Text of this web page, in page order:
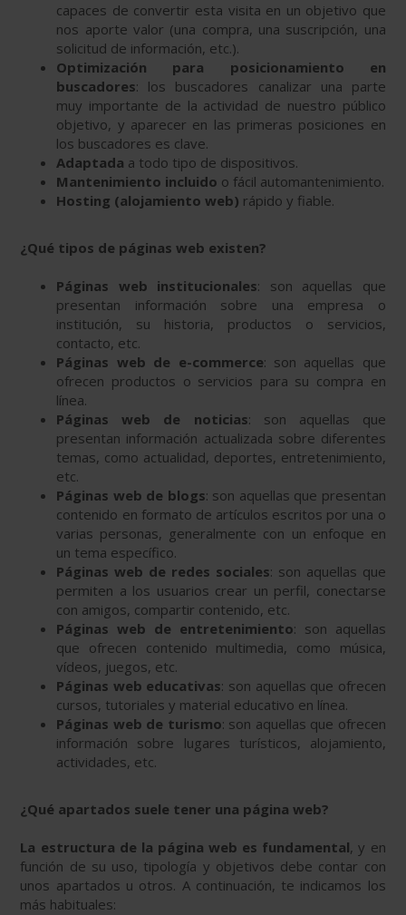
capaces de convertir esta visita en un objetivo que
nos aporte valor (una compra, una suscripción, una
solicitud de información, etc.).
Optimización para posicionamiento en
buscadores: los buscadores canalizar una parte
muy importante de la actividad de nuestro público
objetivo, y aparecer en las primeras posiciones en
los buscadores es clave.
Adaptada a todo tipo de dispositivos.
Mantenimiento incluido o fácil automantenimiento.
Hosting (alojamiento web) rápido y fiable.
¿Qué tipos de páginas web existen?
Páginas web institucionales: son aquellas que
presentan información sobre una empresa o
institución, su historia, productos o servicios,
contacto, etc.
Páginas web de e-commerce: son aquellas que
ofrecen productos o servicios para su compra en
línea.
Páginas web de noticias: son aquellas que
presentan información actualizada sobre diferentes
temas, como actualidad, deportes, entretenimiento,
etc.
Páginas web de blogs: son aquellas que presentan
contenido en formato de artículos escritos por una o
varias personas, generalmente con un enfoque en
un tema específico.
Páginas web de redes sociales: son aquellas que
permiten a los usuarios crear un perfil, conectarse
con amigos, compartir contenido, etc.
Páginas web de entretenimiento: son aquellas
que ofrecen contenido multimedia, como música,
vídeos, juegos, etc.
Páginas web educativas: son aquellas que ofrecen
cursos, tutoriales y material educativo en línea.
Páginas web de turismo: son aquellas que ofrecen
información sobre lugares turísticos, alojamiento,
actividades, etc.
¿Qué apartados suele tener una página web?
La estructura de la página web es fundamental, y en
función de su uso, tipología y objetivos debe contar con
unos apartados u otros. A continuación, te indicamos los
más habituales: